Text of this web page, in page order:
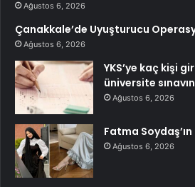
Ağustos 6, 2026
Çanakkale’de Uyuşturucu
Ağustos 6, 2026
YKS’ye kaç kişi
üniversite
Ağustos 6, 2026
Fatma
Ağustos 6, 2026